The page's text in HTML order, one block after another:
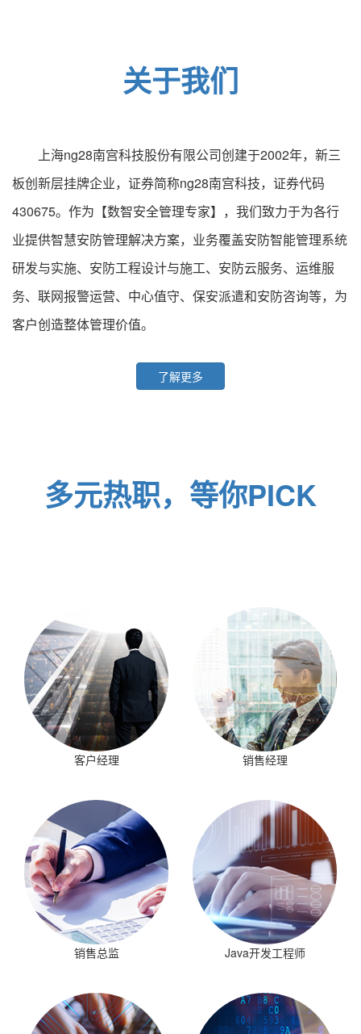
关于我们
上海ng28南宫科技股份有限公司创建于2002年，新三
板创新层挂牌企业，证券简称ng28南宫科技，证券代码
430675。作为【数智安全管理专家】，我们致力于为各行
业提供智慧安防管理解决方案，业务覆盖安防智能管理系统
研发与实施、安防工程设计与施工、安防云服务、运维服
务、联网报警运营、中心值守、保安派遣和安防咨询等，为
客户创造整体管理价值。
了解更多
多元热职，等你PICK
客户经理 销售经理
销售总监 Java开发工程师